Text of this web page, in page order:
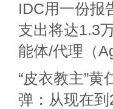
IDC用一份报
支出将达1.3
能体/代理（
“皮衣教主”
弹：从现在